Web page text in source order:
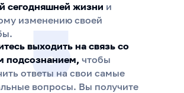
5
сегодняшней жизни и
изменению своей
выходить на связь со
подсознанием, чтобы
ответы на свои самые
вопросы. Вы получите